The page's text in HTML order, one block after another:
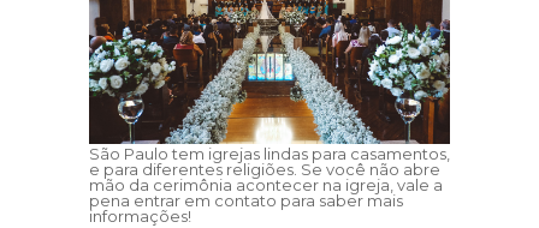
São Paulo tem igrejas lindas para casamentos,
e para diferentes religiões. Se você não abre
mão da cerimônia acontecer na igreja, vale a
pena entrar em contato para saber mais
informações!